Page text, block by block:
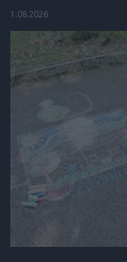
1.08.2026